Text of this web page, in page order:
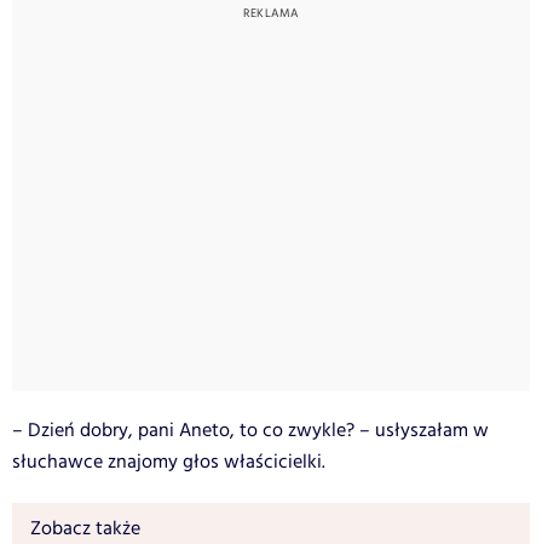
– Dzień dobry, pani Aneto, to co zwykle? – usłyszałam w
słuchawce znajomy głos właścicielki.
Zobacz także